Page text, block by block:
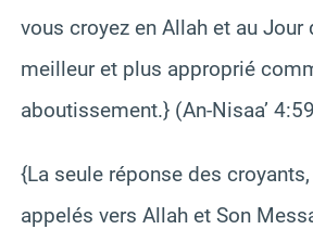
vous croyez en Allah et au Jour
meilleur et plus approprié
aboutissement.} (An-Nisaa’
{La seule réponse des
appelés vers Allah et Son